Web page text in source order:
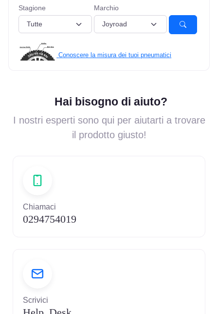
Stagione Marchio
Conoscere la misura dei tuoi pneumatici
Hai bisogno di aiuto?
I nostri esperti sono qui per aiutarti a trovare
il prodotto giusto!
Chiamaci
0294754019
Scrivici
Help Desk